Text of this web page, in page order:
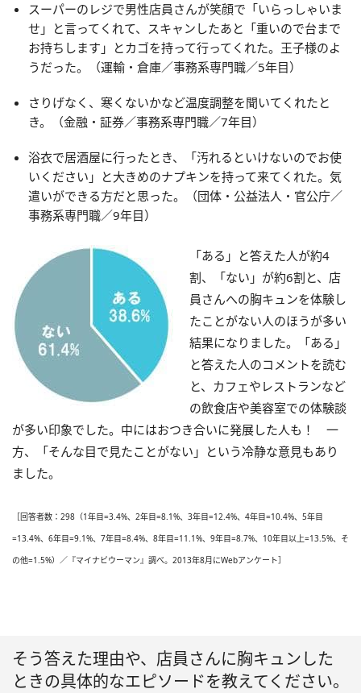
スーパーのレジで男性店員さんが笑顔で「いらっしゃいま
せ」と言ってくれて、スキャンしたあと「重いので台まで
お持ちします」とカゴを持って行ってくれた。王子様のよ
うだった。（運輸・倉庫／事務系専門職／5年目）
さりげなく、寒くないかなど温度調整を聞いてくれたと
き。（金融・証券／事務系専門職／7年目）
浴衣で居酒屋に行ったとき、「汚れるといけないのでお使
いください」と大きめのナプキンを持って来てくれた。気
遣いができる方だと思った。（団体・公益法人・官公庁／
事務系専門職／9年目）
「ある」と答えた人が約4
割、「ない」が約6割と、店
員さんへの胸キュンを体験し
たことがない人のほうが多い
結果になりました。「ある」
と答えた人のコメントを読む
と、カフェやレストランなど
の飲食店や美容室での体験談
が多い印象でした。中にはおつき合いに発展した人も！ 一
方、「そんな目で見たことがない」という冷静な意見もあり
ました。
［回答者数：298（1年目=3.4%、2年目=8.1%、3年目=12.4%、4年目=10.4%、5年目
=13.4%、6年目=9.1%、7年目=8.4%、8年目=11.1%、9年目=8.7%、10年目以上=13.5%、そ
の他=1.5%）／『マイナビウーマン』調べ。2013年8月にWebアンケート］
そう答えた理由や、店員さんに胸キュンした
ときの具体的なエピソードを教えてください。